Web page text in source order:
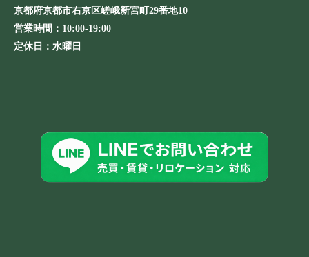
京都府京都市右京区嵯峨新宮町29番地10
営業時間： 10:00-19:00
定休日： 水曜日